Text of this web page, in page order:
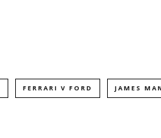
FERRARI V FORD JAMES